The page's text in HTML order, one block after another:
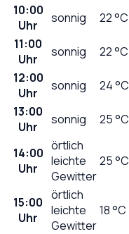
10:00
Uhr
sonnig 22°C
11:00
Uhr
sonnig 22°C
12:00
Uhr
sonnig 24°C
13:00
Uhr
sonnig 25°C
14:00
Uhr
örtlich
leichte
Gewitter
25°C
15:00
Uhr
örtlich
leichte
Gewitter
18°C